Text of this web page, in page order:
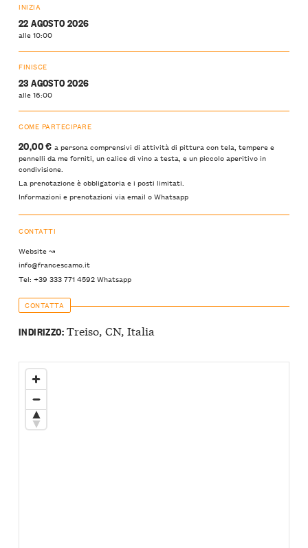
INIZIA
22 AGOSTO 2026
alle 10:00
FINISCE
23 AGOSTO 2026
alle 16:00
COME PARTECIPARE
20,00 € a persona comprensivi di attività di pittura con tela, tempere e
pennelli da me forniti, un calice di vino a testa, e un piccolo aperitivo in
condivisione.
La prenotazione è obbligatoria e i posti limitati.
Informazioni e prenotazioni via email o Whatsapp
CONTATTI
Website ↝
info@francescamo.it
Tel: +39 333 771 4592 Whatsapp
CONTATTA
INDIRIZZO:Treiso, CN, Italia